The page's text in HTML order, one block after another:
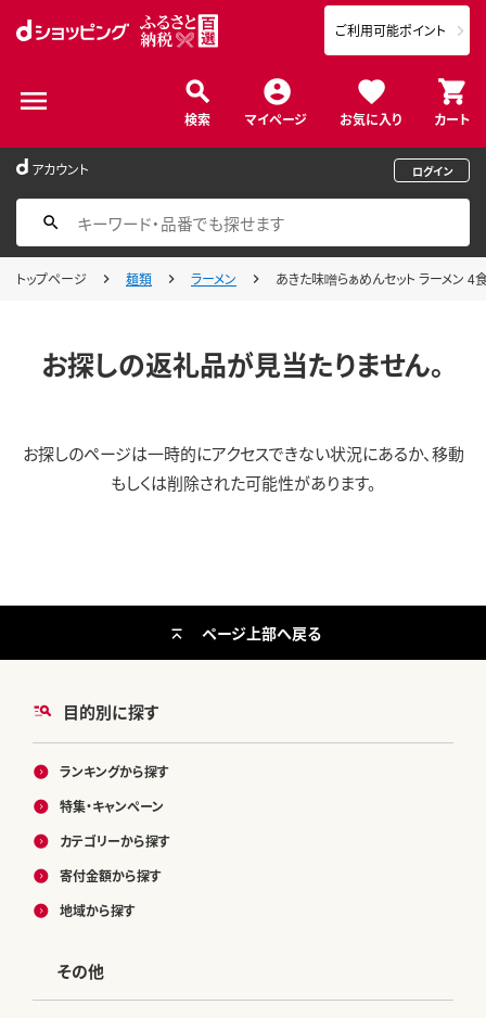
検索 マイページ お気に入り カート
ご利用可能ポイント
アカウント ログイン
トップページ 麺類 ラーメン あきた味噌らぁめんセット ラーメン 4
お探しの返礼品が見当たりません。
お探しのページは一時的にアクセスできない状況にあるか、移動
もしくは削除された可能性があります。
目的別に探す
ランキングから探す
特集・キャンペーン
カテゴリーから探す
寄付金額から探す
地域から探す
その他
ページ上部へ戻る